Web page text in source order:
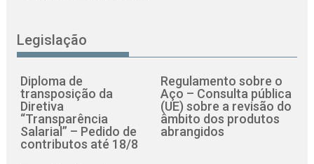
Legislação
Diploma de
transposição da
Diretiva
“Transparência
Salarial” – Pedido de
contributos até 18/8
Regulamento sobre o
Aço – Consulta pública
(UE) sobre a revisão do
âmbito dos produtos
abrangidos